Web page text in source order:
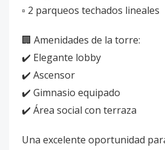
▫️ 2 parqueos techados lineales
🏢 Amenidades de la torre:
✔️ Elegante lobby
✔️ Ascensor
✔️ Gimnasio equipado
✔️ Área social con terraza
Una excelente oportunidad